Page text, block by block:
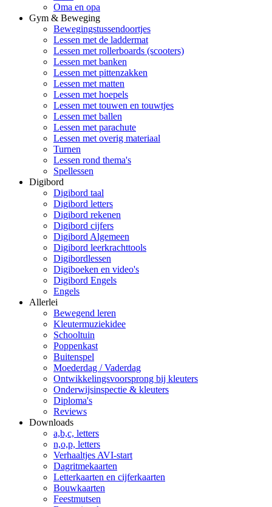
Oma en opa
Gym & Beweging
Bewegingstussendoortjes
Lessen met de laddermat
Lessen met rollerboards (scooters)
Lessen met banken
Lessen met pittenzakken
Lessen met matten
Lessen met hoepels
Lessen met touwen en touwtjes
Lessen met ballen
Lessen met parachute
Lessen met overig materiaal
Turnen
Lessen rond thema's
Spellessen
Digibord
Digibord taal
Digibord letters
Digibord rekenen
Digibord cijfers
Digibord Algemeen
Digibord leerkrachttools
Digibordlessen
Digiboeken en video's
Digibord Engels
Engels
Allerlei
Bewegend leren
Kleutermuziekidee
Schooltuin
Poppenkast
Buitenspel
Moederdag / Vaderdag
Ontwikkelingsvoorsprong bij kleuters
Onderwijsinspectie & kleuters
Diploma's
Reviews
Downloads
a,b,c, letters
n,o,p, letters
Verhaaltjes AVI-start
Dagritmekaarten
Letterkaarten en cijferkaarten
Bouwkaarten
Feestmutsen